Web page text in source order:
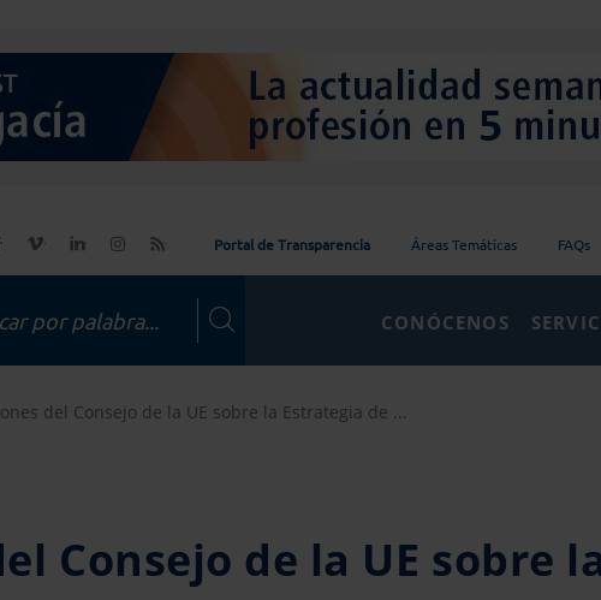
Portal de Transparencia Áreas Temáticas FAQs
CONÓCENOS
del Consejo de la UE sobre la Estrategia de ...
Consejo de la UE sobre